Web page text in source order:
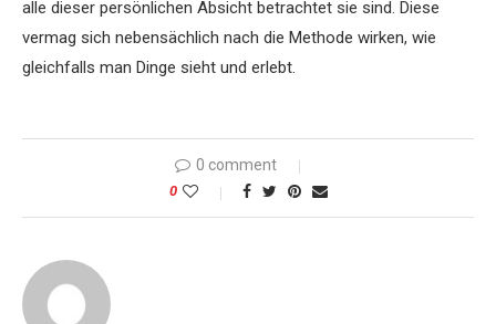
alle dieser persönlichen Absicht betrachtet sie sind. Diese
vermag sich nebensächlich nach die Methode wirken, wie
gleichfalls man Dinge sieht und erlebt.
0 comment
0